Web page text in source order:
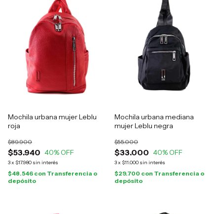
Mochila urbana mujer Leblu
roja
$53.940
$89.900
40% OFF
3x $17.980 sin interés
$48.546 con Transferencia o
depósito
Mochila urbana mediana
mujer Leblu negra
$33.000
$55.000
40% OFF
3x $11.000 sin interés
$29.700 con Transferencia o
depósito